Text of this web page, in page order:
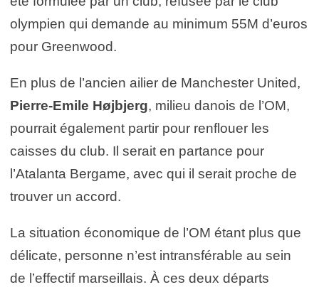
olympien qui demande au minimum 55M d’euros
pour Greenwood.
En plus de l’ancien ailier de Manchester United,
Pierre-Emile Højbjerg, milieu danois de l’OM,
pourrait également partir pour renflouer les
caisses du club. Il serait en partance pour
l’Atalanta Bergame, avec qui il serait proche de
trouver un accord.
La situation économique de l’OM étant plus que
délicate, personne n’est intransférable au sein
de l’effectif marseillais. À ces deux départs